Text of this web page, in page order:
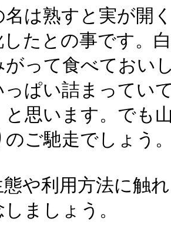
は熟すと実が開
たとの事です。
がって食べておい
っぱい詰まってい
と思います。でも
のご馳走でしょう
や利用方法に触
ましょう。